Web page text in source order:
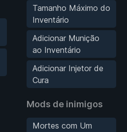
Tamanho Máximo do
Inventário
Adicionar Munição
ao Inventário
Adicionar Injetor de
Cura
Mods de inimigos
Mortes com Um